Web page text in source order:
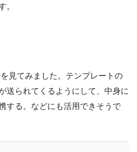
。
見てみました。テンプレートの
送られてくるようにして、中身に
する。などにも活用できそうで